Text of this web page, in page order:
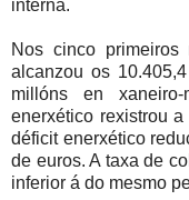
interna.
Nos cinco primeiros
alcanzou os
millóns en
enerxético rexistrou
déficit enerxético
de euros. A taxa de
inferior á do mesmo